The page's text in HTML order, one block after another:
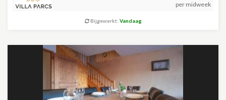
per midweek
Bijgewerkt: Vandaag